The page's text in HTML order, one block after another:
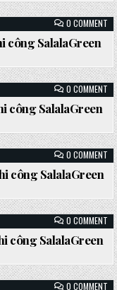
–
0 COMMENTON
–
KẾ
công SalalaGreen
0 COMMENTON
KẾ
công SalalaGreen
0 COMMENTON
–
công SalalaGreen
0 COMMENTON
–
công SalalaGreen
0 COMMENTON